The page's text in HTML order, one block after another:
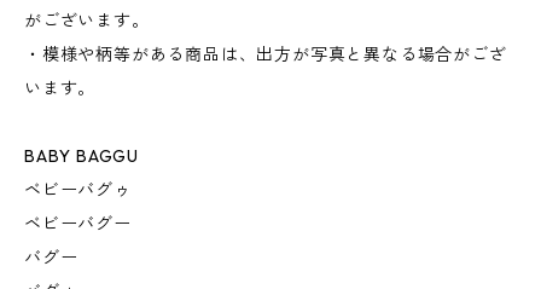
がございます。
・模様や柄等がある商品は、出方が写真と異なる場合がござ
います。
BABY BAGGU
ベビーバグゥ
ベビーバグー
バグー